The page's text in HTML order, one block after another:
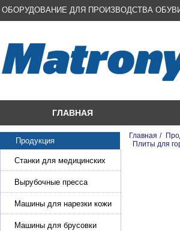
ОБОРУДОВАНИЕ ДЛЯ ПРОИЗВОДСТВА
ГЛАВНАЯ
Продукция
Станки для медицинских
масок
Вырубочные пресса
Машины для нарезки кожи
и стропы
Машины для брусовки
Главная /
Плиты для